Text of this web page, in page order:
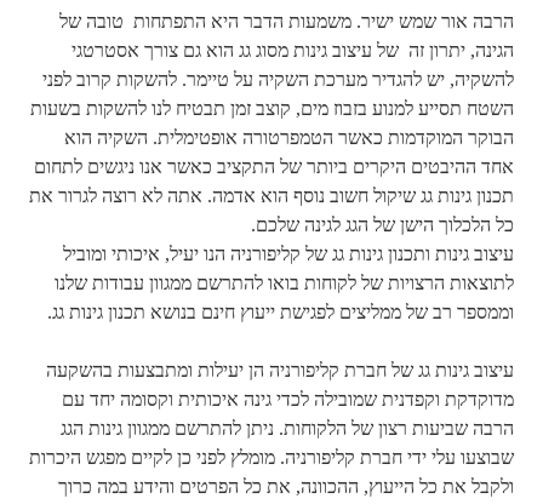
הרבה אור שמש ישיר. משמעות הדבר היא התפתחות טובה של
הגינה, יתרון זה של עיצוב גינות מסוג גג הוא גם צורך אסטרטגי
להשקיה, יש להגדיר מערכת השקיה על טיימר. להשקות קרוב לפני
השטח תסייע למנוע בזבוז מים, קוצב זמן תבטיח לנו להשקות בשעות
הבוקר המוקדמות כאשר הטמפרטורה אופטימלית. השקיה הוא
אחד ההיבטים היקרים ביותר של התקציב כאשר אנו ניגשים לתחום
תכנון גינות גג שיקול חשוב נוסף הוא אדמה. אתה לא רוצה לגרור את
כל הלכלוך הישן של הגג לגינה שלכם.
עיצוב גינות ותכנון גינות גג של קליפורניה הנו יעיל, איכותי ומוביל
לתוצאות הרצויות של לקוחות בואו להתרשם ממגוון עבודות שלנו
וממספר רב של ממליצים לפגישת ייעוץ חינם בנושא תכנון גינות גג.
עיצוב גינות גג של חברת קליפורניה הן יעילות ומתבצעות בהשקעה
מדוקדקת וקפדנית שמובילה לכדי גינה איכותית וקסומה יחד עם
הרבה שביעות רצון של הלקוחות. ניתן להתרשם ממגוון גינות הגג
שבוצעו עלי ידי חברת קליפורניה. מומלץ לפני כן לקיים מפגש היכרות
ולקבל את כל הייעוץ, ההכוונה, את כל הפרטים והידע במה כרוך